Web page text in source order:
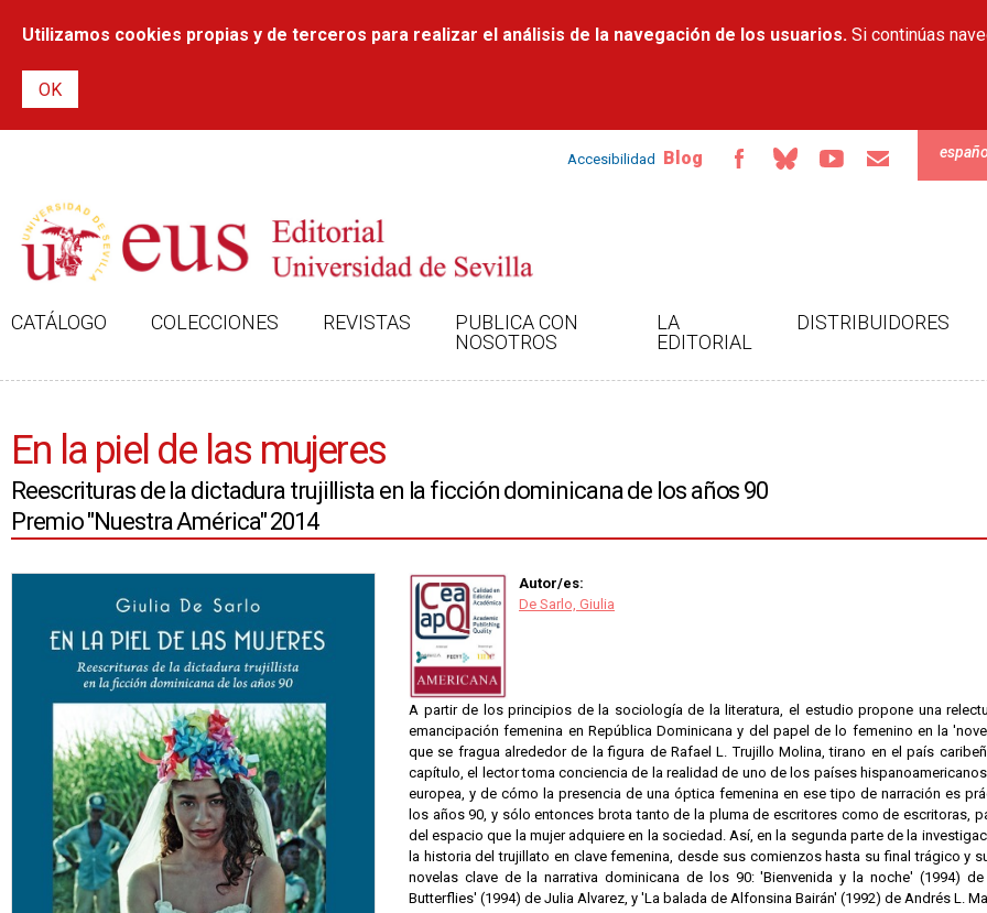
contenido
Utilizamos cookies propias y de terceros para realizar el análisis de la navegación de los usuarios. Si continúas
Accesibilidad Blog
CATÁLOGO COLECCIONES REVISTAS
PUBLICA CON
NOSOTROS
LA
EDITORIAL
DISTRIBUIDORES
En la piel de las mujeres
Reescrituras de la dictadura trujillista en la ficción dominicana de los años 90
Premio "Nuestra América" 2014
Autor/es:
De Sarlo, Giulia
A partir de los principios de la sociología de la literatura, el estudio propone una
emancipación femenina en República Dominicana y del papel de lo femenino en la
que se fragua alrededor de la figura de Rafael L. Trujillo Molina, tirano en el país
capítulo, el lector toma conciencia de la realidad de uno de los países
europea, y de cómo la presencia de una óptica femenina en ese tipo de narración es
los años 90, y sólo entonces brota tanto de la pluma de escritores como de escritoras,
del espacio que la mujer adquiere en la sociedad. Así, en la segunda parte de la
la historia del trujillato en clave femenina, desde sus comienzos hasta su final trágico y
novelas clave de la narrativa dominicana de los 90: 'Bienvenida y la noche' (1994)
Butterflies' (1994) de Julia Alvarez, y 'La balada de Alfonsina Bairán' (1992) de Andrés L.